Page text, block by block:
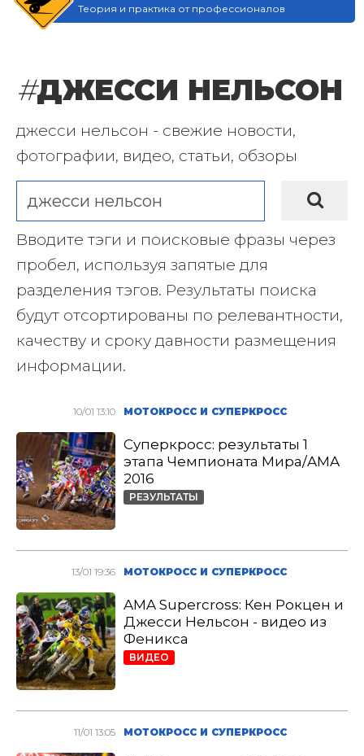
Теория и практика от профессионалов
#ДЖЕССИ НЕЛЬСОН
джесси нельсон - свежие новости,
фотографии, видео, статьи, обзоры
Вводите тэги и поисковые фразы через
пробел, используя запятые для
разделения тэгов. Результаты поиска
будут отсортированы по релевантности,
качеству и сроку давности размещения
информации.
10/01 13:10 МОТОКРОСС И СУПЕРКРОСС
Суперкросс: результаты 1
этапа Чемпионата Мира/AMA
2016
РЕЗУЛЬТАТЫ
13/01 19:36 МОТОКРОСС И СУПЕРКРОСС
AMA Supercross: Кен Рокцен и
Джесси Нельсон - видео из
Феникса
ВИДЕО
11/01 13:05 МОТОКРОСС И СУПЕРКРОСС